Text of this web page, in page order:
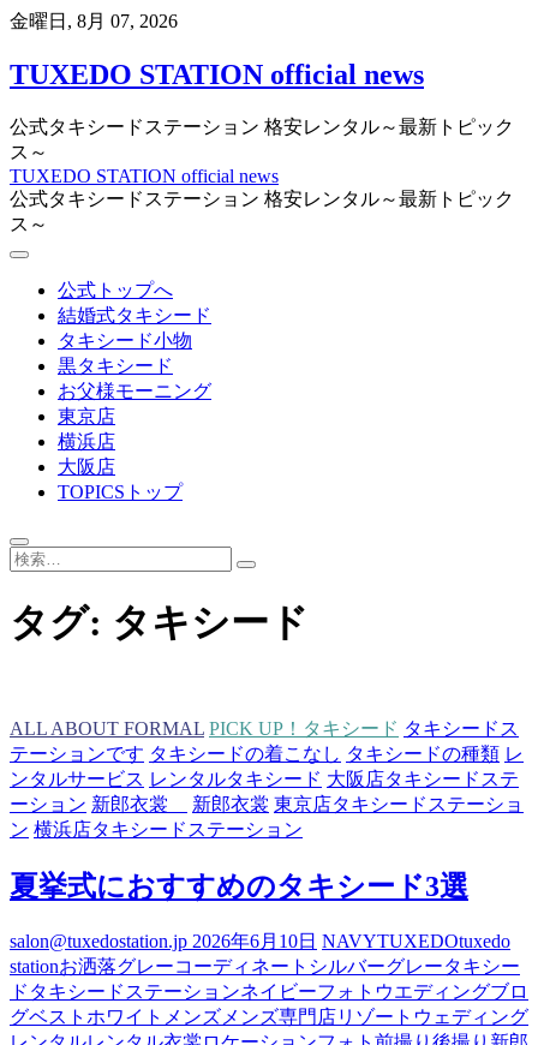
Skip
content
金曜日, 8月 07, 2026
TUXEDO STATION official news
公式タキシードステーション 格安レンタル～最新トピック
ス～
TUXEDO STATION official news
公式タキシードステーション 格安レンタル～最新トピック
ス～
公式トップへ
結婚式タキシード
タキシード小物
黒タキシード
お父様モーニング
東京店
横浜店
大阪店
TOPICSトップ
検
タグ: タキシード
ALL ABOUT FORMAL PICK UP！タキシード タキシードス
テーションです タキシードの着こなし タキシードの種類 レ
ンタルサービス レンタルタキシード 大阪店タキシードステ
ーション 新郎衣裳 新郎衣裳 東京店タキシードステーショ
ン 横浜店タキシードステーション
夏挙式におすすめのタキシード3選
salon@tuxedostation.jp 2026年6月10日 NAVYTUXEDOtuxedo
stationお洒落グレーコーディネート シルバーグレータキシー
ド タキシードステーションネイビーフォトウエディングブロ
グベスト ホワイト メンズ メンズ専門店リゾートウェディング